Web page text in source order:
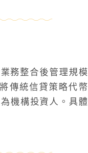
務整合後管理規模
傳統信貸策略代幣
機構投資人。具體